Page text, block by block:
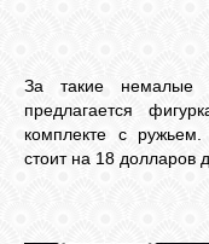
За такие немалые
предлагается
комплекте с ружьем.
стоит на 18 долларов